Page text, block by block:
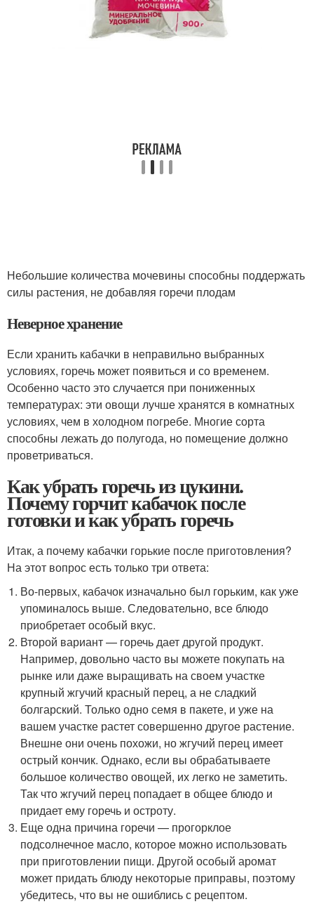
Небольшие количества мочевины способны поддержать
силы растения, не добавляя горечи плодам
Неверное хранение
Если хранить кабачки в неправильно выбранных
условиях, горечь может появиться и со временем.
Особенно часто это случается при пониженных
температурах: эти овощи лучше хранятся в комнатных
условиях, чем в холодном погребе. Многие сорта
способны лежать до полугода, но помещение должно
проветриваться.
Как убрать горечь из цукини.
Почему горчит кабачок после
готовки и как убрать горечь
Итак, а почему кабачки горькие после приготовления?
На этот вопрос есть только три ответа:
Во-первых, кабачок изначально был горьким, как уже
упоминалось выше. Следовательно, все блюдо
приобретает особый вкус.
Второй вариант — горечь дает другой продукт.
Например, довольно часто вы можете покупать на
рынке или даже выращивать на своем участке
крупный жгучий красный перец, а не сладкий
болгарский. Только одно семя в пакете, и уже на
вашем участке растет совершенно другое растение.
Внешне они очень похожи, но жгучий перец имеет
острый кончик. Однако, если вы обрабатываете
большое количество овощей, их легко не заметить.
Так что жгучий перец попадает в общее блюдо и
придает ему горечь и остроту.
Еще одна причина горечи — прогорклое
подсолнечное масло, которое можно использовать
при приготовлении пищи. Другой особый аромат
может придать блюду некоторые приправы, поэтому
убедитесь, что вы не ошиблись с рецептом.